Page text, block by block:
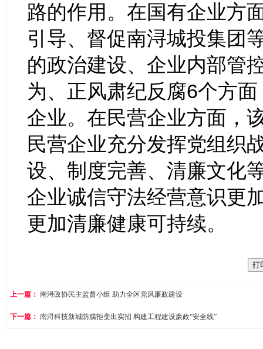
路的作用。在国有企业方
引导、督促南浔城投集团
的政治建设、企业内部管
为、正风肃纪反腐6个方
企业。在民营企业方面，
民营企业充分发挥党组织
设、制度完善、清廉文化
企业诚信守法经营意识更
更加清廉健康可持续。
上一篇： 南浔政协民主监督小组 助力全区党风廉政建设
下一篇： 南浔科技新城防腐拒变出实招 构建工程建设廉政“安全线”